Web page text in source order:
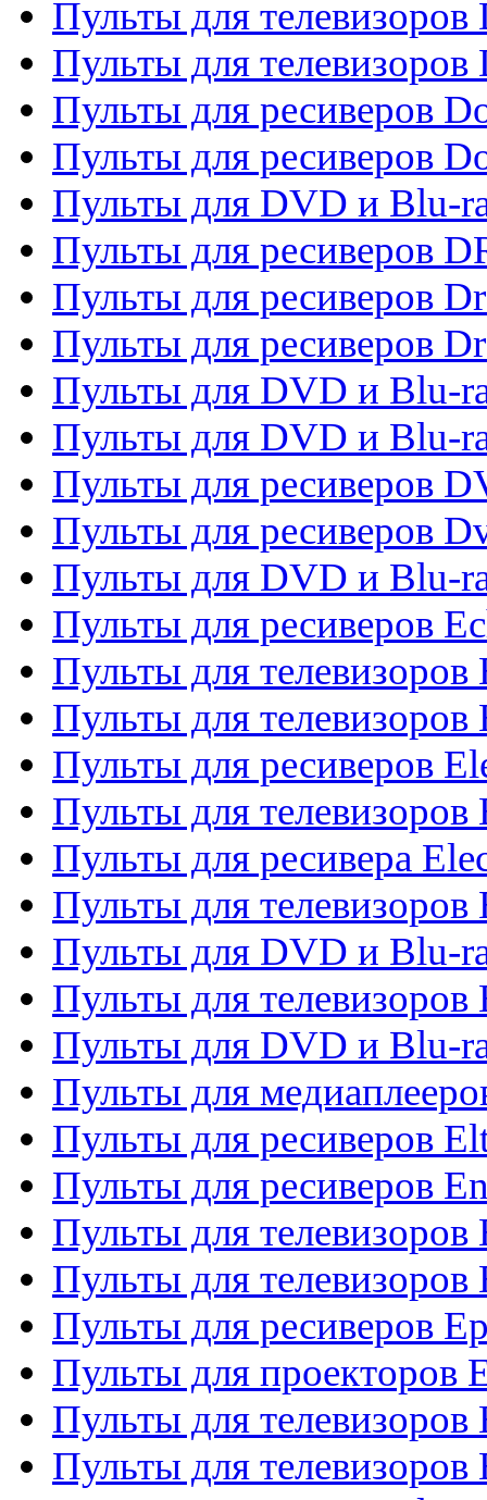
Пульты для телевизоров
Пульты для
Пульты для ресиверов
Пульты для ресиверов
Пульты для DVD и Blu-
Пульты для ресиверов
Пульты для ресиверов
Пульты для ресиверов
Пульты для DVD и Blu-
Пульты для DVD и Blu-
Пульты для ресиверов
Пульты для ресиверов
Пульты для DVD и Blu-
Пульты для ресиверов
Пульты для телевизоров
Пульты для телевизоров
Пульты для ресиверов
Пульты для телевизоров
Пульты для ресивера
Пульты для телевизоров
Пульты для DVD и Blu-
Пульты для телевизоров
Пульты для DVD и Blu-
Пульты для
Пульты для ресиверов
Пульты для ресиверов
Пульты для телевизоров
Пульты для телевизоров
Пульты для ресиверов
Пульты для проекторов
Пульты для телевизоров
Пульты для телевизоров